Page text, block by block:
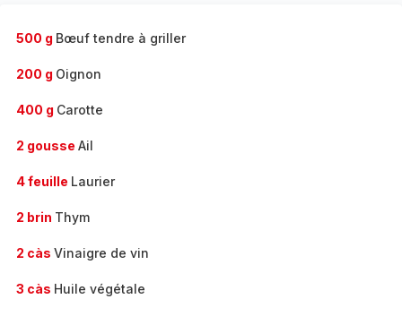
500 g Bœuf tendre à griller
200 g Oignon
400 g Carotte
2 gousse Ail
4 feuille Laurier
2 brin Thym
2 càs Vinaigre de vin
3 càs Huile végétale